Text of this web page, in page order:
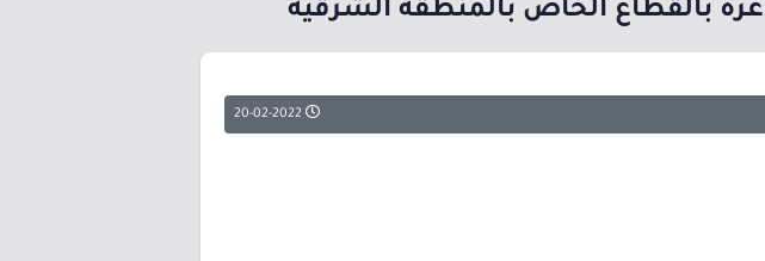
بالقطاع الخاص بالمنطقة الشرقية